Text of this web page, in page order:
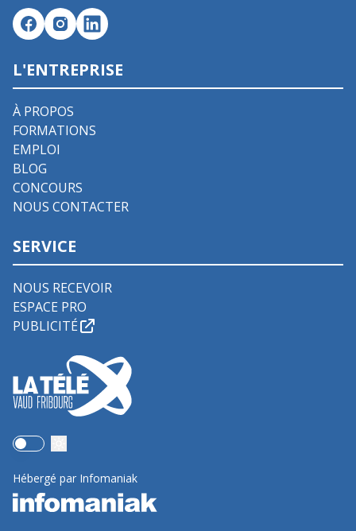
L'ENTREPRISE
À PROPOS
FORMATIONS
EMPLOI
BLOG
CONCOURS
NOUS CONTACTER
SERVICE
NOUS RECEVOIR
ESPACE PRO
PUBLICITÉ
Use setting
Hébergé par Infomaniak